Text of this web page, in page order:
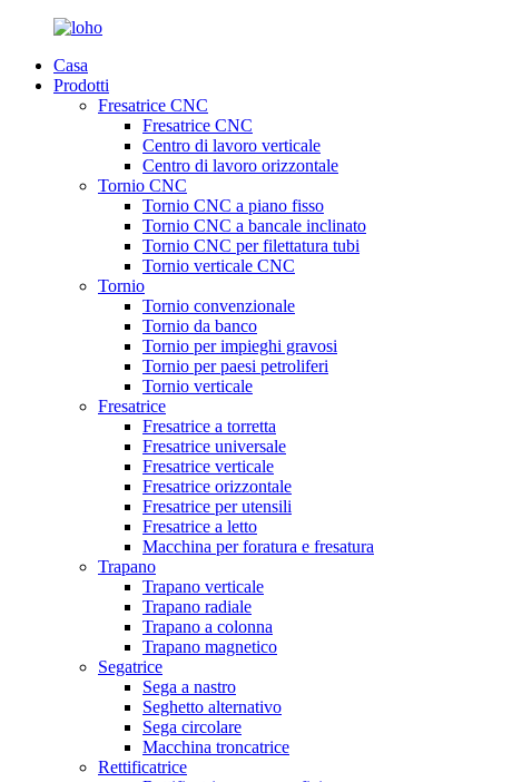
Casa
Prodotti
Fresatrice CNC
Fresatrice CNC
Centro di lavoro verticale
Centro di lavoro orizzontale
Tornio CNC
Tornio CNC a piano fisso
Tornio CNC a bancale inclinato
Tornio CNC per filettatura tubi
Tornio verticale CNC
Tornio
Tornio convenzionale
Tornio da banco
Tornio per impieghi gravosi
Tornio per paesi petroliferi
Tornio verticale
Fresatrice
Fresatrice a torretta
Fresatrice universale
Fresatrice verticale
Fresatrice orizzontale
Fresatrice per utensili
Fresatrice a letto
Macchina per foratura e fresatura
Trapano
Trapano verticale
Trapano radiale
Trapano a colonna
Trapano magnetico
Segatrice
Sega a nastro
Seghetto alternativo
Sega circolare
Macchina troncatrice
Rettificatrice